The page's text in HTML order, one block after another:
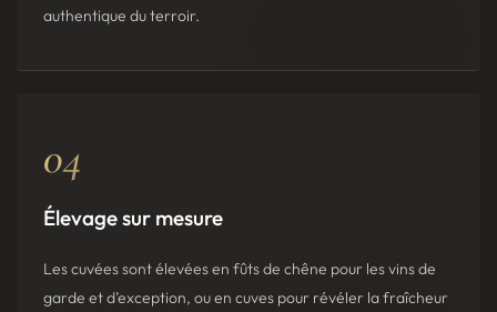
authentique du terroir.
04
Élevage sur mesure
Les cuvées sont élevées en fûts de chêne pour les vins de
garde et d’exception, ou en cuves pour révéler la fraîcheur